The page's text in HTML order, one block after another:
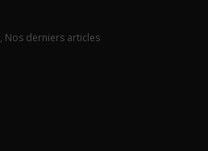
, Nos derniers articles